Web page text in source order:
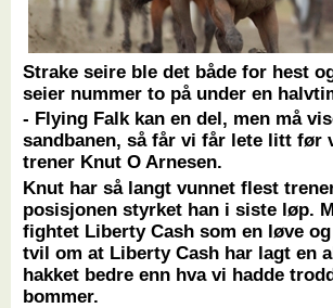
Strake seire ble det både for hest
seier nummer to på under en
- Flying Falk kan en del, men må
sandbanen, så får vi får lete litt før
trener Knut O Arnesen.
Knut har så langt vunnet flest
posisjonen styrket han i siste løp.
fightet Liberty Cash som en løve
tvil om at Liberty Cash har lagt en
hakket bedre enn hva vi hadde
bommer.